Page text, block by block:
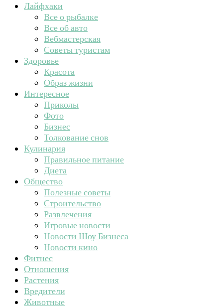
Лайфхаки
Все о рыбалке
Все об авто
Вебмастерская
Советы туристам
Здоровье
Красота
Образ жизни
Интересное
Приколы
Фото
Бизнес
Толкование снов
Кулинария
Правильное питание
Диета
Общество
Полезные советы
Строительство
Развлечения
Игровые новости
Новости Шоу Бизнеса
Новости кино
Фитнес
Отношения
Растения
Вредители
Животные